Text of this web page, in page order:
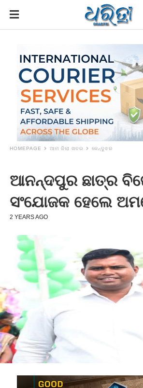
HOMEPAGE ଆମ ଜିଲା ଖବର କେନ୍ଦୁଝର
ଆନନ୍ଦପୁର ଛାତ୍ର
ସଂଯୋଜକ ହେଲେ
2 YEARS AGO